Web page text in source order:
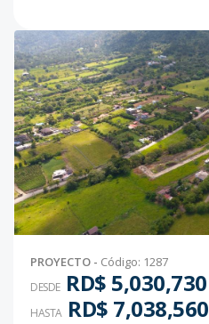
PROYECTO - Código: 1287
DESDE RD$ 5,030,730
HASTA RD$ 7,038,560